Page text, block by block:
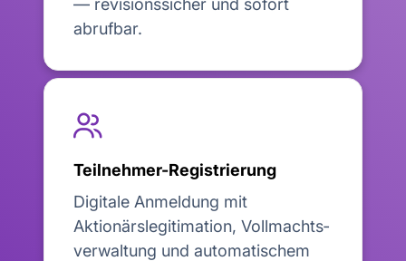
— revisionssicher und sofort
abrufbar.

Teilnehmer-Registrierung
Digitale Anmeldung mit
Aktionärslegitimation, Vollmachts­
verwaltung und automatischem